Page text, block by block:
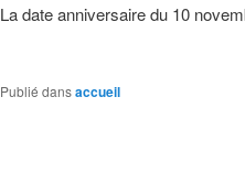
La date anniversaire du 10
Publié dansaccueil